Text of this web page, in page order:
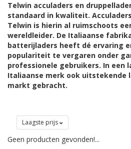
Telwin acculaders en
standaard in kwaliteit.
Telwin is hierin al ruimschoots
wereldleider. De Italiaanse
batterijladers heeft dé ervaring
populariteit te vergaren onder
professionele gebruikers. In
Italiaanse merk ook uitstekende
markt gebracht.
Laagste prijs
Geen producten gevonden!...